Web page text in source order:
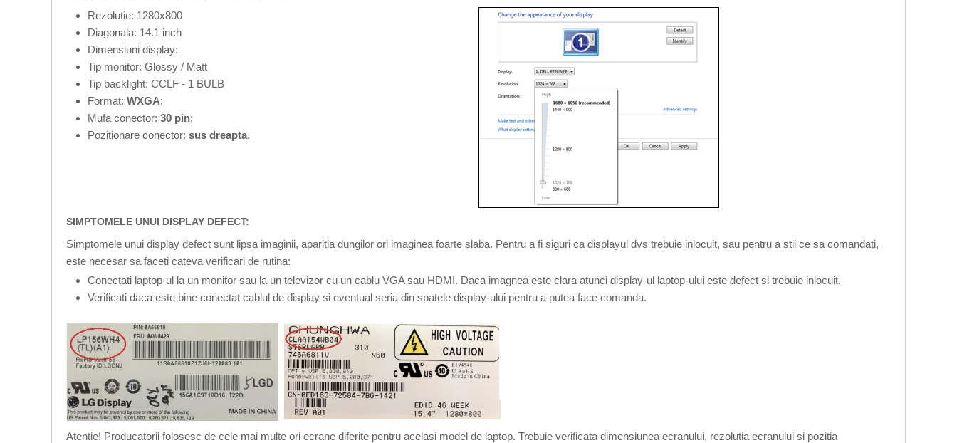
Rezolutie: 1280x800
Diagonala: 14.1 inch
Dimensiuni display:
Tip monitor: Glossy / Matt
Tip backlight: CCLF - 1 BULB
Format: WXGA;
Mufa conector: 30 pin;
Pozitionare conector: sus dreapta.
SIMPTOMELE UNUI DISPLAY DEFECT:
Simptomele unui display defect sunt lipsa imaginii, aparitia dungilor ori imaginea foarte slaba. Pentru a fi siguri ca displayul dvs trebuie inlocuit, sau pentru a stii ce sa comandati,
este necesar sa faceti cateva verificari de rutina:
Conectati laptop-ul la un monitor sau la un televizor cu un cablu VGA sau HDMI. Daca imagnea este clara atunci display-ul laptop-ului este defect si trebuie inlocuit.
Verificati daca este bine conectat cablul de display si eventual seria din spatele display-ului pentru a putea face comanda.
Atentie! Producatorii folosesc de cele mai multe ori ecrane diferite pentru acelasi model de laptop. Trebuie verificata dimensiunea ecranului, rezolutia ecranului si pozitia